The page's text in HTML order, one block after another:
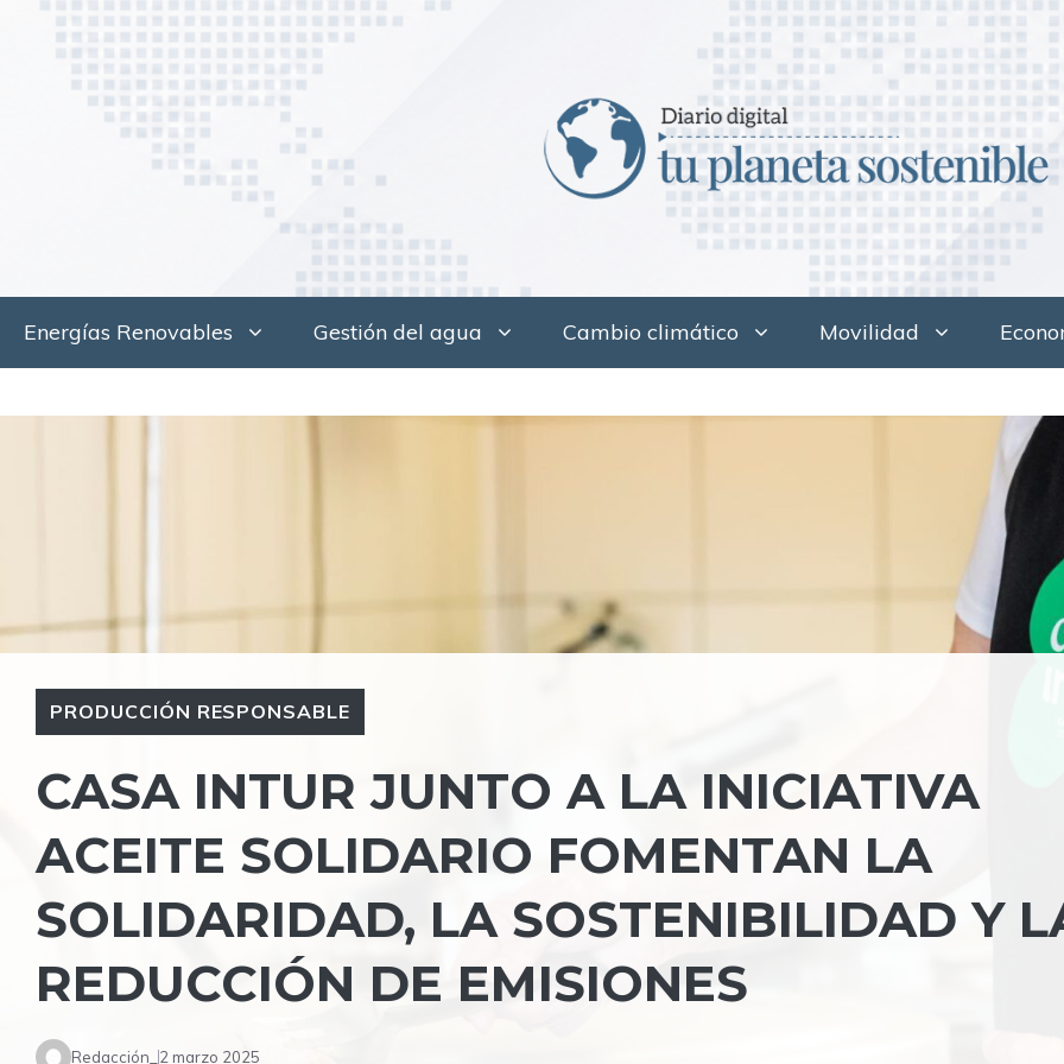
contenido
Energías Renovables Gestión del agua Cambio climático Movilidad
PRODUCCIÓN RESPONSABLE
CASA INTUR JUNTO A LA INICIATIVA
ACEITE SOLIDARIO FOMENTAN LA
SOLIDARIDAD, LA SOSTENIBILIDAD Y
REDUCCIÓN DE EMISIONES
Redacción_ 2 marzo 2025